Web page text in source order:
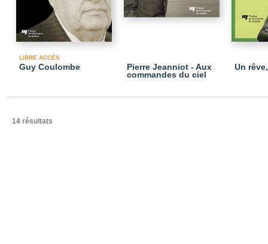
LIBRE ACCÈS
Guy Coulombe
Pierre Jeanniot - Aux
commandes du ciel
Un
14 résultats